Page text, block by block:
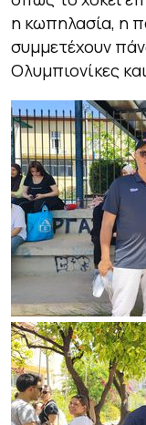
η κωπηλασία, η
συμμετέχουν
Ολυμπιονίκες